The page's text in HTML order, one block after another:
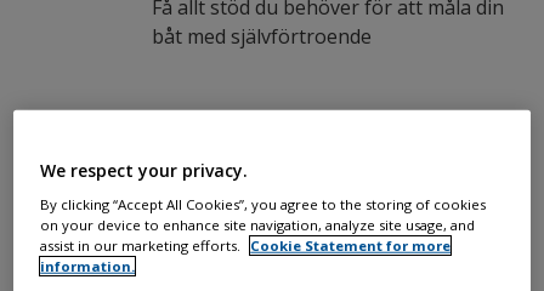
Få allt stöd du behöver för att måla din
båt med självförtroende
innovation och vetenskapliga expertis
We respect your privacy.
By clicking “Accept All Cookies”, you agree to the storing of cookies
on your device to enhance site navigation, analyze site usage, and
assist in our marketing efforts.
Cookie Statement for more
information.